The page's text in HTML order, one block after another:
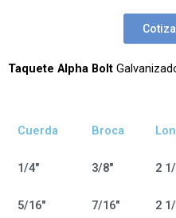
Taquete Alpha Bolt
Cuerda Broca
1/4" 3/8" 2
5/16" 7/16" 2